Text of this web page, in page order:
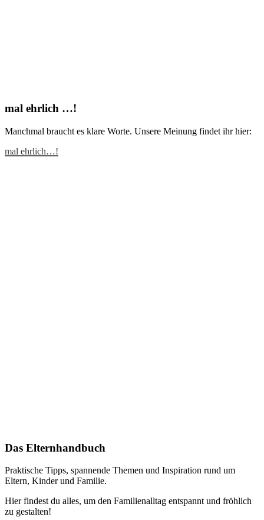
mal ehrlich …!
Manchmal braucht es klare Worte. Unsere Meinung findet ihr hier:
mal ehrlich…!
Das Elternhandbuch
Praktische Tipps, spannende Themen und Inspiration rund um
Eltern, Kinder und Familie.
Hier findest du alles, um den Familienalltag entspannt und fröhlich
zu gestalten!